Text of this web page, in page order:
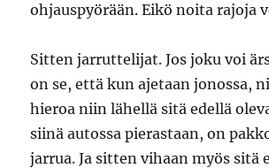
ohjauspyörään. Eikö noita rajoja
Sitten jarruttelijat. Jos joku voi
on se, että kun ajetaan jonossa,
hieroa niin lähellä sitä edellä
siinä autossa pierastaan, on
jarrua. Ja sitten vihaan myös sitä